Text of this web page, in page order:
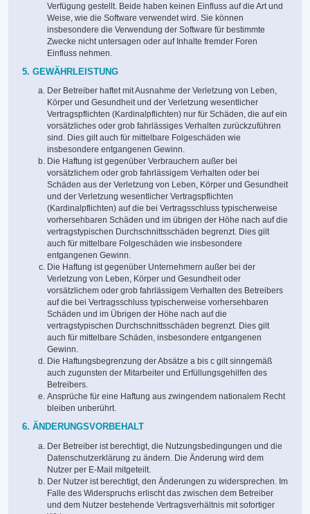
Verfügung gestellt. Beide haben keinen Einfluss auf die Art und
Weise, wie die Software verwendet wird. Sie können
insbesondere die Verwendung der Software für bestimmte
Zwecke nicht untersagen oder auf Inhalte fremder Foren
Einfluss nehmen.
5. GEWÄHRLEISTUNG
Der Betreiber haftet mit Ausnahme der Verletzung von Leben,
Körper und Gesundheit und der Verletzung wesentlicher
Vertragspflichten (Kardinalpflichten) nur für Schäden, die auf ein
vorsätzliches oder grob fahrlässiges Verhalten zurückzuführen
sind. Dies gilt auch für mittelbare Folgeschäden wie
insbesondere entgangenen Gewinn.
Die Haftung ist gegenüber Verbrauchern außer bei
vorsätzlichem oder grob fahrlässigem Verhalten oder bei
Schäden aus der Verletzung von Leben, Körper und Gesundheit
und der Verletzung wesentlicher Vertragspflichten
(Kardinalpflichten) auf die bei Vertragsschluss typischerweise
vorhersehbaren Schäden und im übrigen der Höhe nach auf die
vertragstypischen Durchschnittsschäden begrenzt. Dies gilt
auch für mittelbare Folgeschäden wie insbesondere
entgangenen Gewinn.
Die Haftung ist gegenüber Unternehmern außer bei der
Verletzung von Leben, Körper und Gesundheit oder
vorsätzlichem oder grob fahrlässigem Verhalten des Betreibers
auf die bei Vertragsschluss typischerweise vorhersehbaren
Schäden und im Übrigen der Höhe nach auf die
vertragstypischen Durchschnittsschäden begrenzt. Dies gilt
auch für mittelbare Schäden, insbesondere entgangenen
Gewinn.
Die Haftungsbegrenzung der Absätze a bis c gilt sinngemäß
auch zugunsten der Mitarbeiter und Erfüllungsgehilfen des
Betreibers.
Ansprüche für eine Haftung aus zwingendem nationalem Recht
bleiben unberührt.
6. ÄNDERUNGSVORBEHALT
Der Betreiber ist berechtigt, die Nutzungsbedingungen und die
Datenschutzerklärung zu ändern. Die Änderung wird dem
Nutzer per E-Mail mitgeteilt.
Der Nutzer ist berechtigt, den Änderungen zu widersprechen. Im
Falle des Widerspruchs erlischt das zwischen dem Betreiber
und dem Nutzer bestehende Vertragsverhältnis mit sofortiger